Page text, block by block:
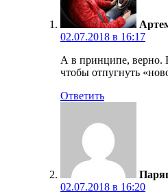
02.07.2018 в 16:17
А в принципе, верно.
чтобы отпугнуть
Ответить
02.07.2018 в 16:20